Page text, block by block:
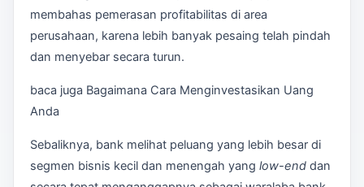
membahas pemerasan profitabilitas di area
perusahaan, karena lebih banyak pesaing telah pindah
dan menyebar secara turun.
baca juga Bagaimana Cara Menginvestasikan Uang
Anda
Sebaliknya, bank melihat peluang yang lebih besar di
segmen bisnis kecil dan menengah yang low-end dan